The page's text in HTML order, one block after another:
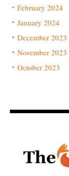
February 2024
January 2024
December 2023
November 2023
October 2023